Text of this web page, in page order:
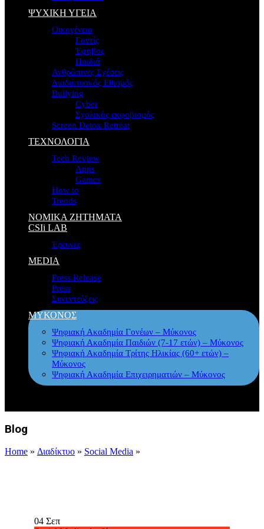
ΨΥΧΙΚΗ ΥΓΕΙΑ
Οικογένεια
Γονείς
Έφηβος
Παιδιά
Ανθρώπινες Σχέσεις
Διαδικτυακός Εθισμός
Bullying
Cyber
Σχολικός εκφοβισμός
Screen Detox Retreat
ΤΕΧΝΟΛΟΓΙΑ
Tech Review
Apps
Games
How to
Trends
ΝΟΜΙΚΑ ΖΗΤΗΜΑΤΑ
CSIi LAB
Έρευνες
MEDIA
Press Release
Press
Συνεντεύξεις
ΜΥΚΟΝΟΣ
Ψηφιακή Ακαδημία Γονέων – Μύκονος
Ψηφιακή Ακαδημία Παιδιών (7-17 ετών) – Μύκονος
Ψηφιακή Ακαδημία Τρίτης Ηλικίας (60+ ετών) –
Μύκονος
Ψηφιακή Ακαδημία Επιχειρηματιών – Μύκονος
Blog
Home » Διαδίκτυο » Social Media »
04 Σεπ